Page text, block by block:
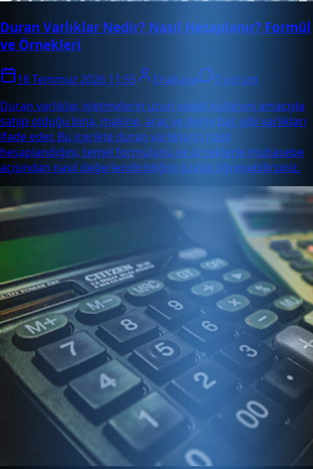
Duran Varlıklar Nedir? Nasıl Hesaplanır? Formül
ve Örnekleri
18 Temmuz 2026 11:55 Enabase
0 yorum
Duran varlıklar, işletmelerin uzun vadeli kullanım amacıyla
sahip olduğu bina, makine, araç ve demirbaş gibi varlıkları
ifade eder. Bu içerikte duran varlıkların nasıl
hesaplandığını, temel formülünü ve örneklerle muhasebe
açısından nasıl değerlendirildiğini özetle öğrenebilirsiniz.